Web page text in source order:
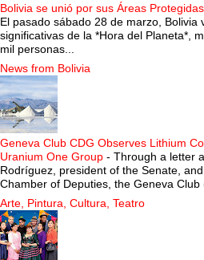
Bolivia se unió por sus Áreas
El pasado sábado 28 de marzo, Bolivia
significativas de la *Hora del Planeta*,
mil personas...
News from Bolivia
Geneva Club CDG Observes Lithium
Uranium One Group - Through a letter
Rodríguez, president of the Senate,
Chamber of Deputies, the Geneva Club
Arte, Pintura, Cultura, Teatro